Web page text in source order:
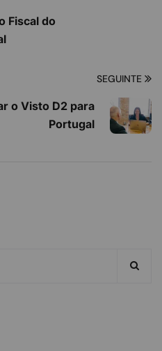
Fiscal do
SEGUINTE
o Visto D2 para
Portugal